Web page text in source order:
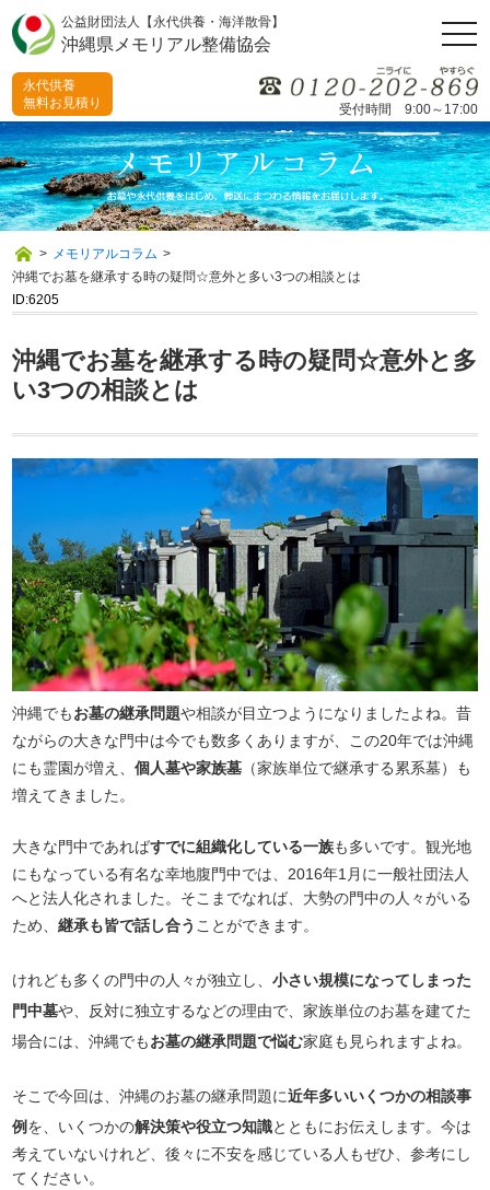
公益財団法人【永代供養・海洋散骨】
沖縄県メモリアル整備協会
受付時間 9:00～17:00
永代供養
無料お見積り
> メモリアルコラム >
沖縄でお墓を継承する時の疑問☆意外と多い3つの相談とは
ID:6205
沖縄でお墓を継承する時の疑問☆意外と多
い3つの相談とは
沖縄でもお墓の継承問題や相談が目立つようになりましたよね。昔
ながらの大きな門中は今でも数多くありますが、この20年では沖縄
にも霊園が増え、個人墓や家族墓 （家族単位で継承する累系墓）も
増えてきました。
大きな門中であればすでに組織化している一族も多いです。観光地
にもなっている有名な幸地腹門中では、2016年1月に一般社団法人
へと法人化されました。そこまでなれば、大勢の門中の人々がいる
ため、継承も皆で話し合う ことができます。
けれども多くの門中の人々が独立し、小さい規模になってしまった
門中墓や、反対に独立するなどの理由で、家族単位のお墓を建てた
場合には、沖縄でもお墓の継承問題で悩む家庭も見られますよね。
そこで今回は、沖縄のお墓の継承問題に近年多いいくつかの相談事
例を、いくつかの解決策や役立つ知識とともにお伝えします。今は
考えていないけれど、後々に不安を感じている人もぜひ、参考にし
てください。